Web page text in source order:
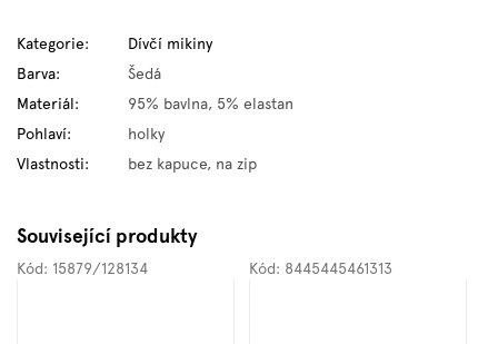
Kategorie:
Dívčí mikiny
Barva:
Šedá
Materiál:
95% bavlna, 5% elastan
Pohlaví:
holky
Vlastnosti: bez kapuce, na zip
Související produkty
Kód: 15879/128134 Kód: 8445445461313